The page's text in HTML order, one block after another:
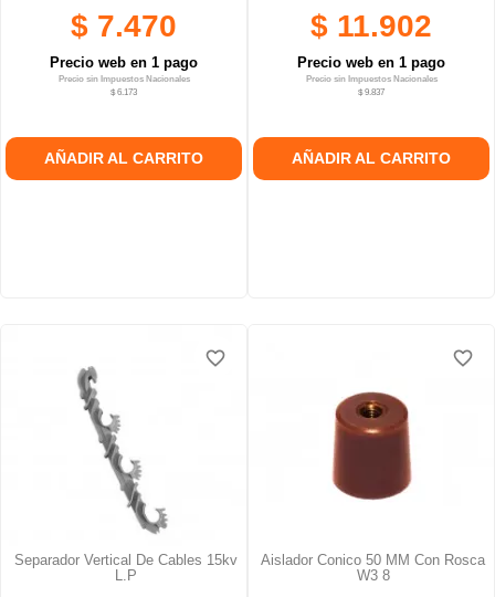
$ 7.470
Precio web en 1 pago
Precio sin Impuestos Nacionales
$ 6.173
AÑADIR AL CARRITO
$ 11.902
Precio web en 1 pago
Precio sin Impuestos Nacionales
$ 9.837
AÑADIR AL CARRITO
Separador Vertical De Cables 15kv
L.p
favorite_border
favorite_border
Aislador Conico 50 MM Con Rosca
W3 8
favorite_border
favorite_border